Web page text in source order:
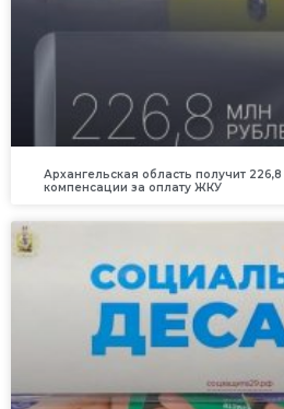
Архангельская область получит
компенсации за оплату ЖКУ